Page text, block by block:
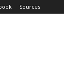
Sources